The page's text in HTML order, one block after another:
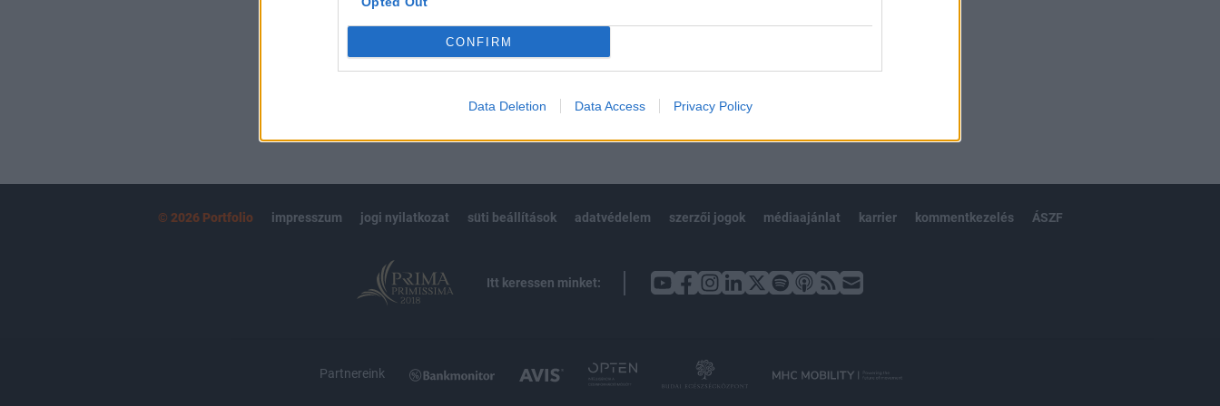
CONFIRM
Data Deletion Data Access Privacy Policy
Előfizetés
BEJELENTKEZÉS
© 2026 Portfolio impresszum jogi nyilatkozat süti beállítások adatvédelem szerzői jogok médiaajánlat karrier kommentkezelés ÁSZF
Itt keressen minket:
Partnereink